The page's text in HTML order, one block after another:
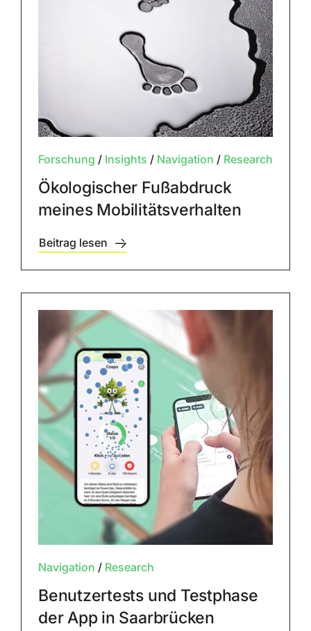
Forschung / Insights / Navigation / Research
Ökologischer Fußabdruck
meines Mobilitätsverhalten
Beitrag lesen
Navigation / Research
Benutzertests und Testphase
der App in Saarbrücken